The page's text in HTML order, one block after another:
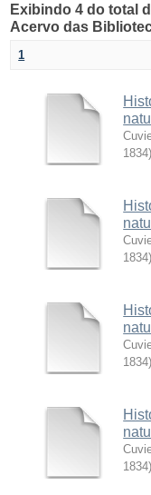
Exibindo 4 do total
Acervo das
1
1834)
1834)
1834)
1834)